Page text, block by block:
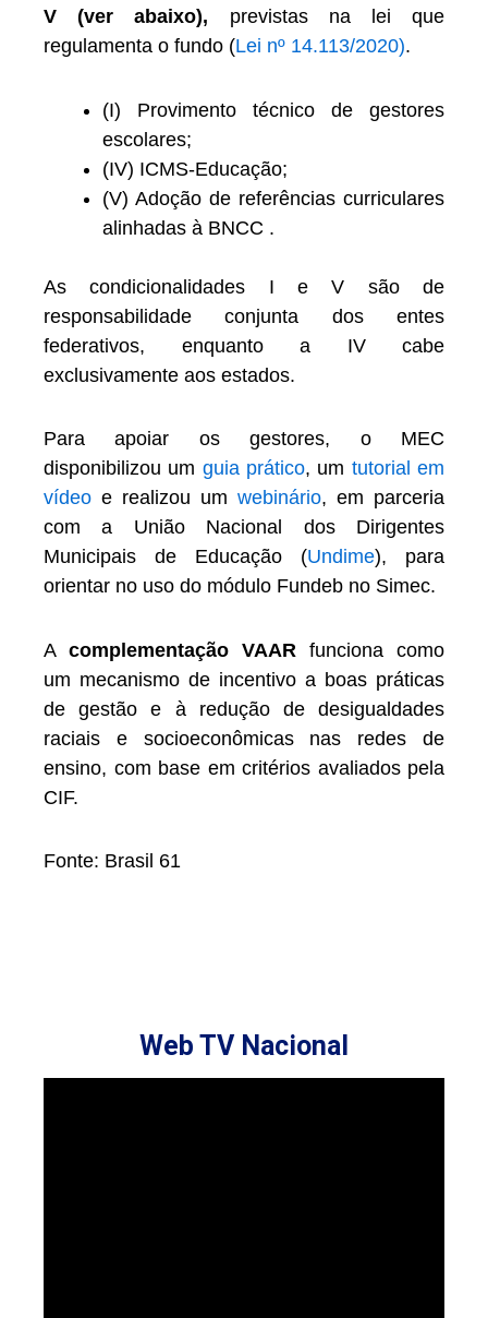
V (ver abaixo), previstas na lei que
regulamenta o fundo (Lei nº 14.113/2020).
(I) Provimento técnico de gestores
escolares;
(IV) ICMS-Educação;
(V) Adoção de referências curriculares
alinhadas à BNCC .
As condicionalidades I e V são de
responsabilidade conjunta dos entes
federativos, enquanto a IV cabe
exclusivamente aos estados.
Para apoiar os gestores, o MEC
disponibilizou um guia prático, um tutorial em
vídeo e realizou um webinário, em parceria
com a União Nacional dos Dirigentes
Municipais de Educação (Undime), para
orientar no uso do módulo Fundeb no Simec.
A complementação VAAR funciona como
um mecanismo de incentivo a boas práticas
de gestão e à redução de desigualdades
raciais e socioeconômicas nas redes de
ensino, com base em critérios avaliados pela
CIF.
Fonte: Brasil 61
Web TV Nacional